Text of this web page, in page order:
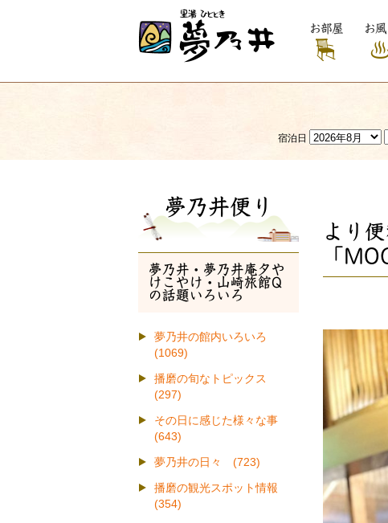
お部屋 お
宿泊日
夢乃井便り
より
「
夢乃井・夢乃井庵夕や
けこやけ・山崎旅館Q
の話題いろいろ
夢乃井の館内いろいろ
(1069)
播磨の旬なトピックス
(297)
その日に感じた様々な事
(643)
夢乃井の日々 (723)
播磨の観光スポット情報
(354)